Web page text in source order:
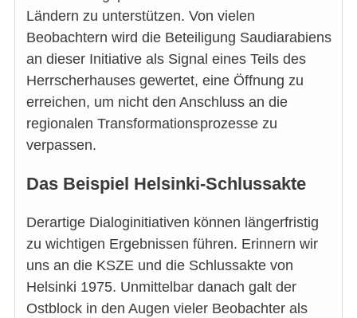
Ländern zu unterstützen. Von vielen
Beobachtern wird die Beteiligung Saudiarabiens
an dieser Initiative als Signal eines Teils des
Herrscherhauses gewertet, eine Öffnung zu
erreichen, um nicht den Anschluss an die
regionalen Transformationsprozesse zu
verpassen.
Das Beispiel Helsinki-Schlussakte
Derartige Dialoginitiativen können längerfristig
zu wichtigen Ergebnissen führen. Erinnern wir
uns an die KSZE und die Schlussakte von
Helsinki 1975. Unmittelbar danach galt der
Ostblock in den Augen vieler Beobachter als